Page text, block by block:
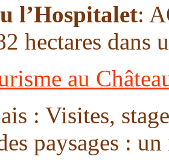
l’Hospitalet:
hectares dans
au
: Visites,
paysages :